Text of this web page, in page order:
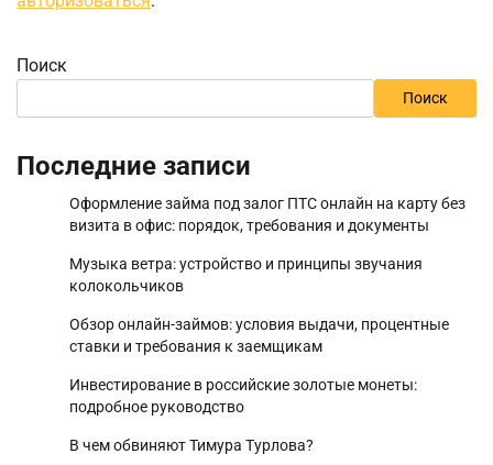
Поиск
Поиск
Последние записи
Оформление займа под залог ПТС онлайн на карту без
визита в офис: порядок, требования и документы
Музыка ветра: устройство и принципы звучания
колокольчиков
Обзор онлайн-займов: условия выдачи, процентные
ставки и требования к заемщикам
Инвестирование в российские золотые монеты:
подробное руководство
В чем обвиняют Тимура Турлова?